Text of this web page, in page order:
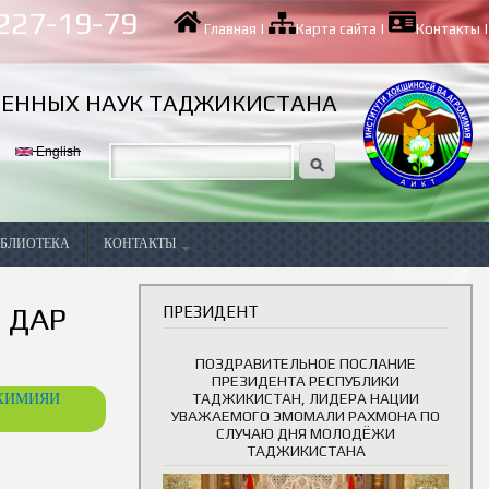
227-19-79 Главная | Карта сайта | Контакты|
НАУК ТАДЖИКИСТАНА
English
КОНТАКТЫ
ДАР
ПРЕЗИДЕНТ
ПОЗДРАВИТЕЛЬНОЕ ПОСЛАНИЕ
ПРЕЗИДЕНТА РЕСПУБЛИКИ
ТАДЖИКИСТАН, ЛИДЕРА НАЦИИ
УВАЖАЕМОГО ЭМОМАЛИ РАХМОНА ПО
СЛУЧАЮ ДНЯ МОЛОДЁЖИ
ТАДЖИКИСТАНА